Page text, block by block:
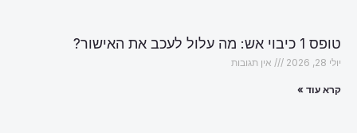
טופס 1 כיבוי אש: מה עלול לעכב את האישור?
יולי 28, 2026 אין תגובות
קרא עוד »